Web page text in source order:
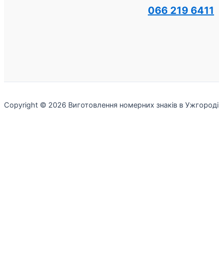
066 219 6411
Copyright © 2026 Виготовлення номерних знаків в Ужгороді